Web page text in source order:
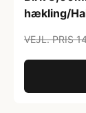
hækling/
VEJL. PRIS